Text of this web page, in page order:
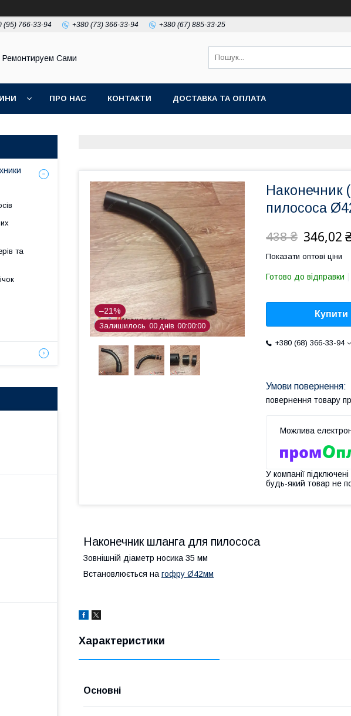
(95) 766-33-94 +380 (73) 366-33-94 +380 (67) 885-33-25
Ремонтируем Сами
ПРО НАС КОНТАКТИ ДОСТАВКА ТА ОПЛАТА
–21%
Залишилось 00 днів 00 00 00
Наконечник
пилососа
438 ₴ 346,02
Показати оптові ціни
Готово до відправки
Купити
+380 (68) 366-33-94
повернення товару
У компанії
будь-який товар не
Наконечник шланга для пилососа
Зовнішній діаметр носика 35 мм
Встановлюється на гофру Ø42мм
Характеристики
Основні
та